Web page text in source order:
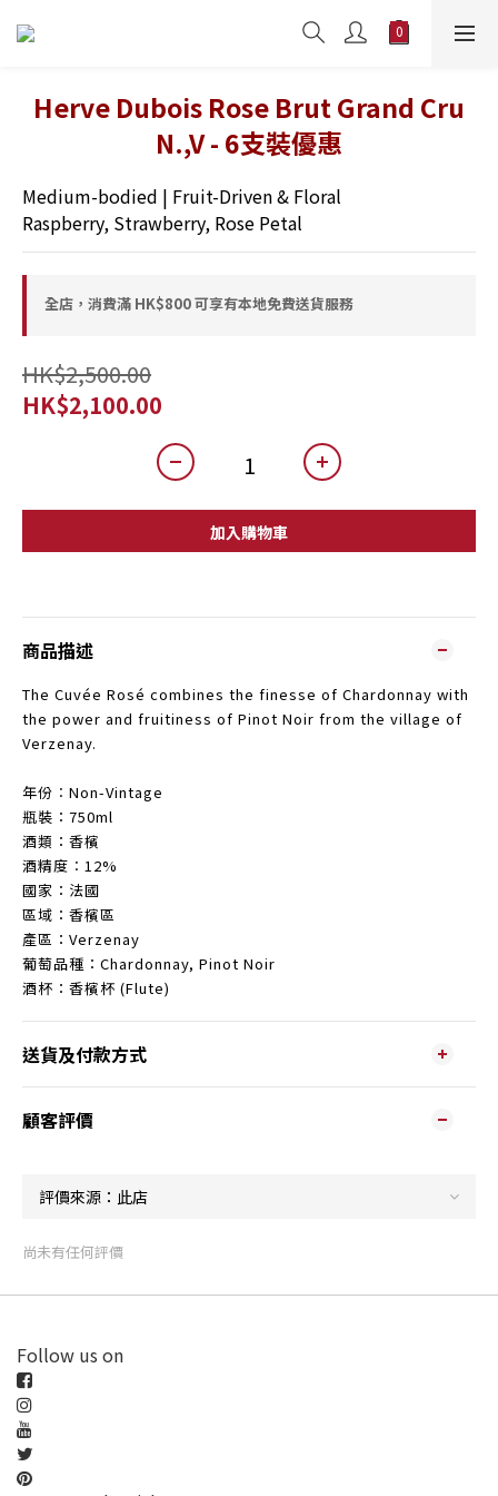
Herve Dubois Rose Brut Grand Cru
N.,V - 6支裝優惠
Medium-bodied | Fruit-Driven & Floral
Raspberry, Strawberry, Rose Petal
全店，消費滿 HK$800 可享有本地免費送貨服務
HK$2,500.00
HK$2,100.00
加入購物車
商品描述
The Cuvée Rosé combines the finesse of Chardonnay with
the power and fruitiness of Pinot Noir from the village of
Verzenay.
年份︰Non-Vintage
瓶裝：750ml
酒類：香檳
酒精度︰12%
國家：法國
區域：香檳區
產區：Verzenay
葡萄品種：Chardonnay, Pinot Noir
酒杯：香檳杯 (Flute)
送貨及付款方式
顧客評價
尚未有任何評價
Follow us on